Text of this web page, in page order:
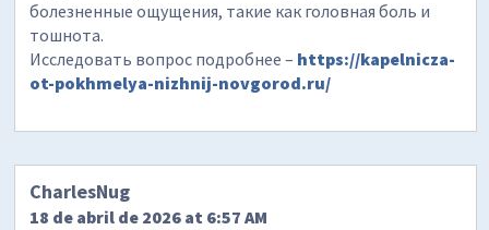
болезненные ощущения, такие как головная боль и
тошнота.
Исследовать вопрос подробнее – https://kapelnicza-
ot-pokhmelya-nizhnij-novgorod.ru/
CharlesNug
18 de abril de 2026 at 6:57 AM